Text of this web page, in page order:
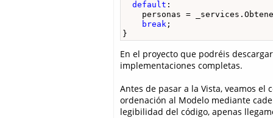
default :
personas =
break ;
}
En el proyecto que podréis
implementaciones completas.
Antes de pasar a la Vista, veamos
ordenación al Modelo mediante
legibilidad del código, apenas